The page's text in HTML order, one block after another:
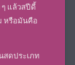
แล้วสปีดี้
หรือมันคือ
สดประเภท